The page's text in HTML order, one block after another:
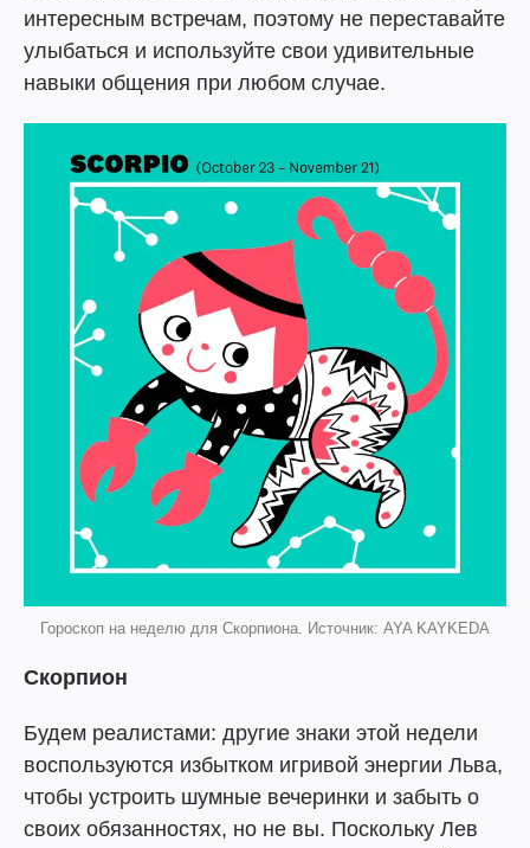
интересным встречам, поэтому не переставайте
улыбаться и используйте свои удивительные
навыки общения при любом случае.
Гороскоп на неделю для Скорпиона. Источник: AYA KAYKEDA
Скорпион
Будем реалистами: другие знаки этой недели
воспользуются избытком игривой энергии Льва,
чтобы устроить шумные вечеринки и забыть о
своих обязанностях, но не вы. Поскольку Лев